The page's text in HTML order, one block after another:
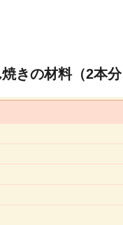
きの材料（2本分